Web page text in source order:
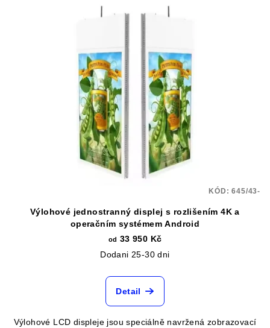
Výlohové jednostranný displej s rozlišením 4K a
operačním systémem Android
od 33 950 Kč
Dodani 25-30 dni
Detail
Výlohové LCD displeje jsou speciálně navržená zobrazovací
KÓD:645/43-